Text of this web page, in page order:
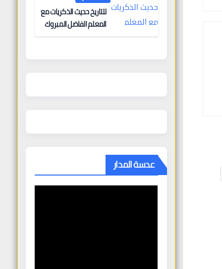
للتاريخ حديث الذكريات مع
المعلم الفاضل المبروك
عدسة المدار